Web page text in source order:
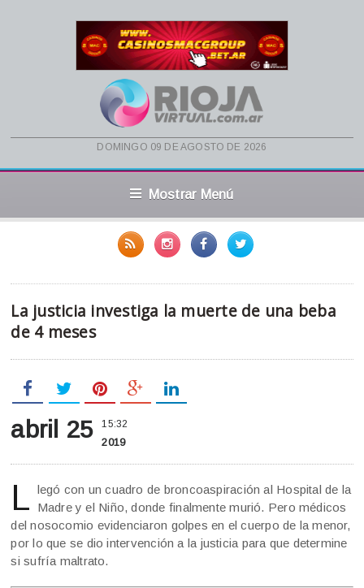
domingo 09 de agosto de 2026
Mostrar Menú
La justicia investiga la muerte de una beba
de 4 meses
abril 25 15:32
2019
L legó con un cuadro de broncoaspiración al Hospital de la
Madre y el Niño, donde finalmente murió. Pero médicos
del nosocomio evidenciaron golpes en el cuerpo de la menor,
por lo que se dio intervención a la justicia para que determine
si sufría maltrato.